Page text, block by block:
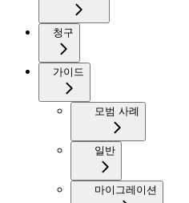
청구
가이드
모범 사례
일반
마이그레이션